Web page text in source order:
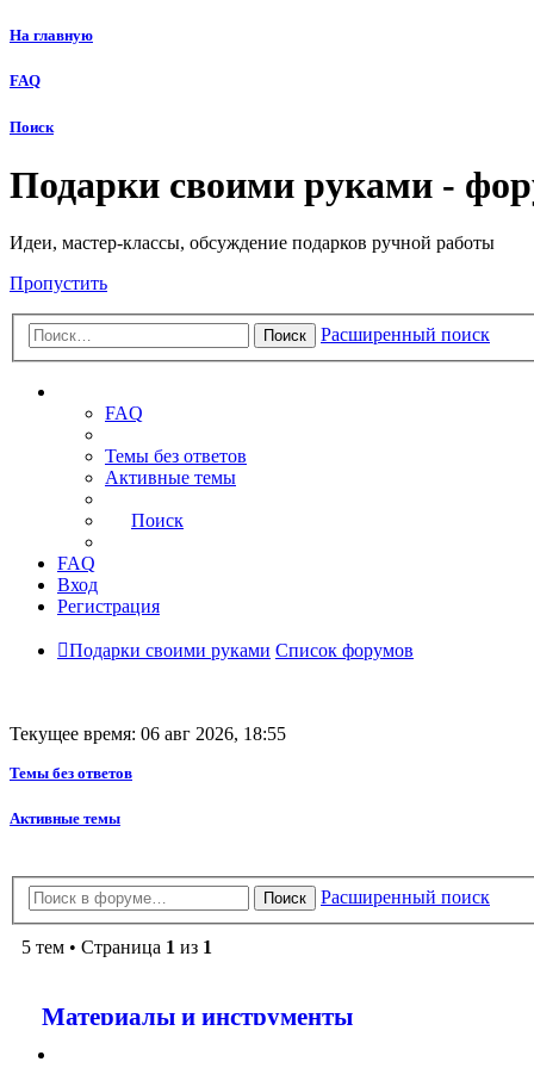
На главную
FAQ
Поиск
Подарки своими руками -
Идеи, мастер-классы, обсуждение подарков ручной работы
Пропустить
Поиск Расширенный поиск
FAQ
Темы без ответов
Активные темы
Поиск
FAQ
Вход
Регистрация
Подарки своими руками Список форумов
Текущее время: 06 авг 2026, 18:55
Темы без ответов
Активные темы
Поиск Расширенный поиск
5 тем • Страница 1 из 1
Материалы и инструменты